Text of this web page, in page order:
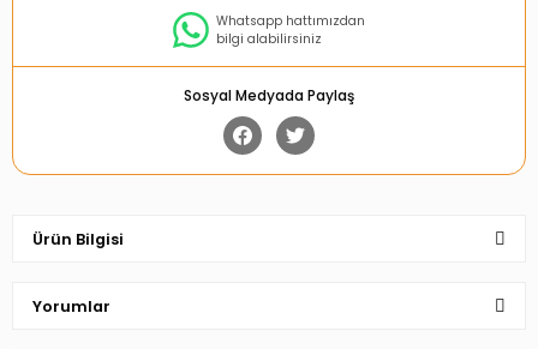
Whatsapp hattımızdan
bilgi alabilirsiniz
Sosyal Medyada Paylaş
Ürün Bilgisi
Yorumlar